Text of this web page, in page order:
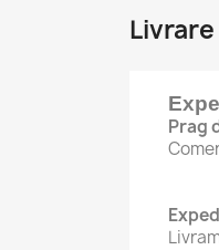
Livrare
Prag